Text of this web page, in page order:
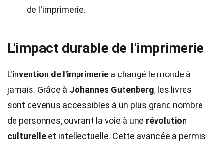
de l'imprimerie.
L'impact durable de l'imprimerie
L'invention de l'imprimerie a changé le monde à
jamais. Grâce à Johannes Gutenberg, les livres
sont devenus accessibles à un plus grand nombre
de personnes, ouvrant la voie à une révolution
culturelle et intellectuelle. Cette avancée a permis